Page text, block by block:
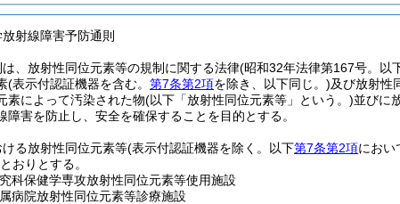
射線障害予防通則
は、放射性同位元素等の規制に関する法律(昭和32年法律第167号。以
(表示付認証機器を含む。 第7条第2項を除き、以下同じ。)及び放射性
素によって汚染された物(以下「放射性同位元素等」という。)並びに
障害を防止し、安全を確保することを目的とする。
る放射性同位元素等(表示付認証機器を除く。以下第7条第2項におい
おりとする。
科保健学専攻放射性同位元素等使用施設
病院放射性同位元素等診療施設